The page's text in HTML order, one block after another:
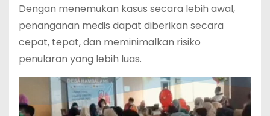
Dengan menemukan kasus secara lebih awal,
penanganan medis dapat diberikan secara
cepat, tepat, dan meminimalkan risiko
penularan yang lebih luas.